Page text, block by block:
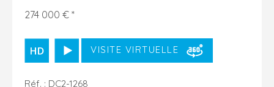
274 000 € *
VISITE VIRTUELLE
Réf. : DC2-1268